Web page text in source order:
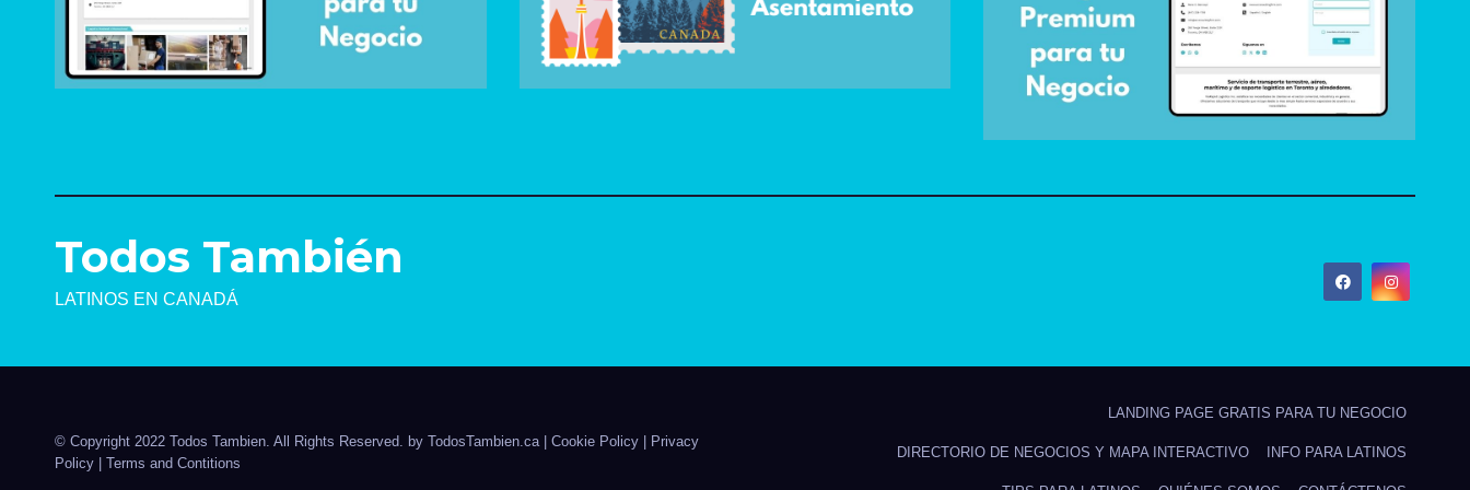
Todos También
LATINOS EN CANADÁ
© Copyright 2022 Todos Tambien. All Rights Reserved. by TodosTambien.ca| Cookie Policy
Privacy
Policy
Terms and Contitions
LANDING PAGE GRATIS PARA TU NEGOCIO
DIRECTORIO DE NEGOCIOS Y MAPA INTERACTIVO INFO PARA LATINOS